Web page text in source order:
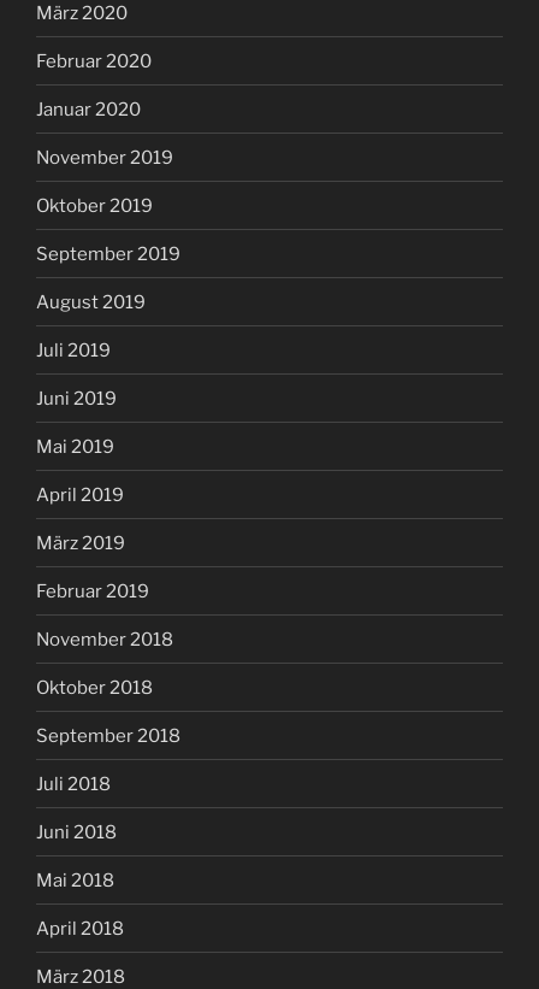
März 2020
Februar 2020
Januar 2020
November 2019
Oktober 2019
September 2019
August 2019
Juli 2019
Juni 2019
Mai 2019
April 2019
März 2019
Februar 2019
November 2018
Oktober 2018
September 2018
Juli 2018
Juni 2018
Mai 2018
April 2018
März 2018